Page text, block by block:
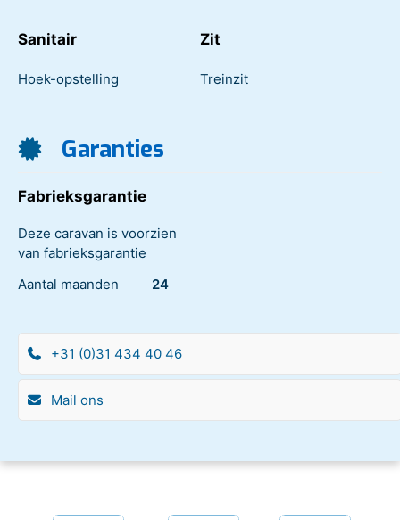
Sanitair
Hoek-opstelling
Zit
Treinzit
Garanties
Fabrieksgarantie
Deze caravan is voorzien
van fabrieksgarantie
Aantal maanden
24
+31 (0)31 434 40 46
Mail ons